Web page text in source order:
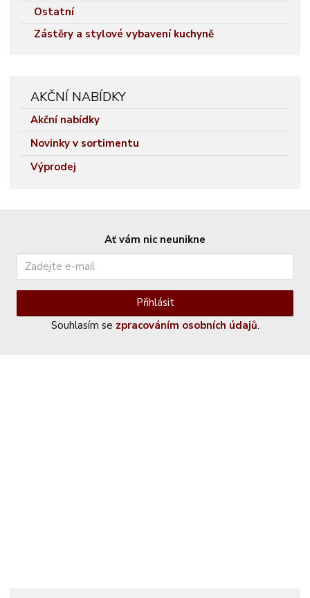
Ostatní
Zástěry a stylové vybavení kuchyně
AKČNÍ NABÍDKY
Akční nabídky
Novinky v sortimentu
Výprodej
Ať vám nic neunikne
Přihlásit
Souhlasím se zpracováním osobních údajů.